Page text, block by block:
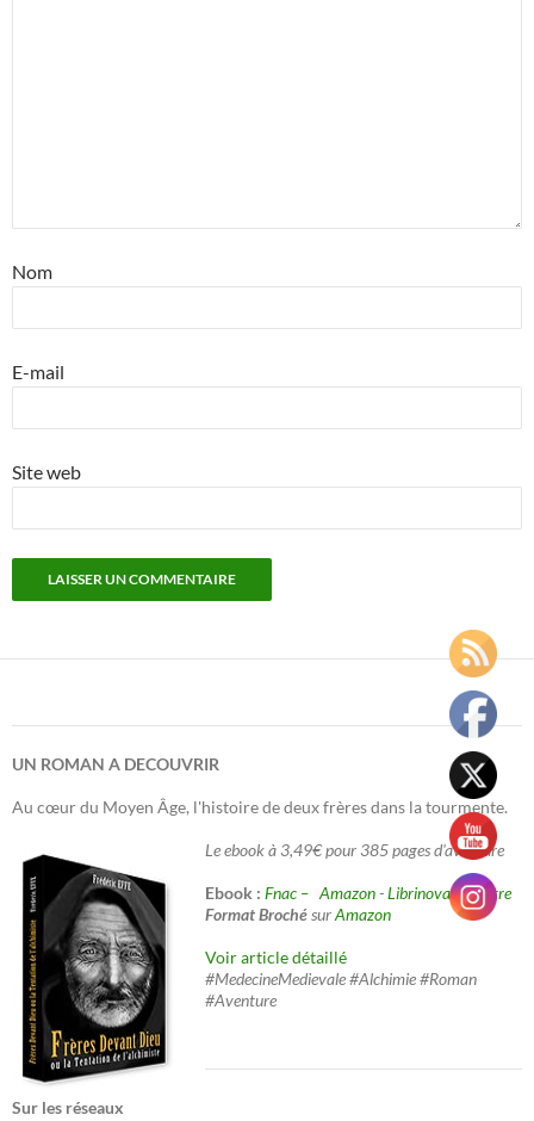
Nom
E-mail
Site web
UN ROMAN A DECOUVRIR
Au cœur du Moyen Âge, l'histoire de deux frères dans la tourmente.
Le ebook à 3,49€ pour 385 pages d'aventure
Ebook : Fnac – Amazon-Librinova-Decitre
Format BrochésurAmazon
Voir article détaillé
#MedecineMedievale #Alchimie #Roman
#Aventure
Sur les réseaux